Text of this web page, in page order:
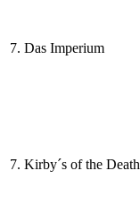
7. Das Imperium
7. Kirby´s of the Death